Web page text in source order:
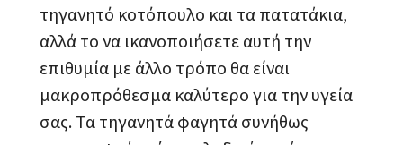
τηγανητό κοτόπουλο και τα πατατάκια,
αλλά το να ικανοποιήσετε αυτή την
επιθυμία με άλλο τρόπο θα είναι
μακροπρόθεσμα καλύτερο για την υγεία
σας. Τα τηγανητά φαγητά συνήθως